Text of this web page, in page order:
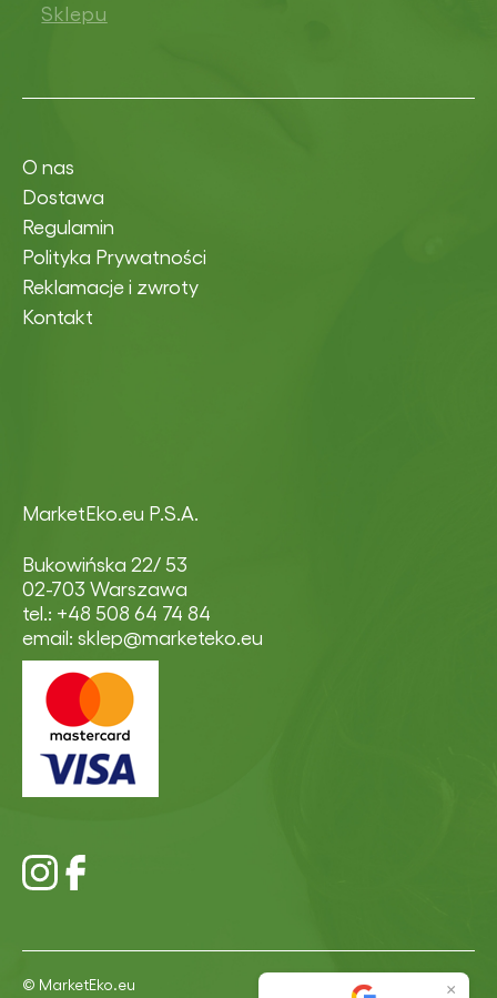
×
Sklepu
MarketEko.eu P.S.A.
Bukowińska 22/ 53
02-703 Warszawa
tel.: +48 508 64 74 84
email: sklep@marketeko.eu
O nas
Dostawa
Regulamin
Polityka Prywatności
Reklamacje i zwroty
Kontakt
© MarketEko.eu